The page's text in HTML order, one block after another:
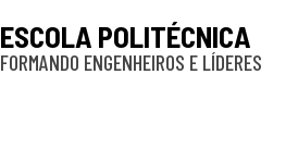
ESCOLA POLITÉCNICA
FORMANDO ENGENHEIROS E LÍDERES